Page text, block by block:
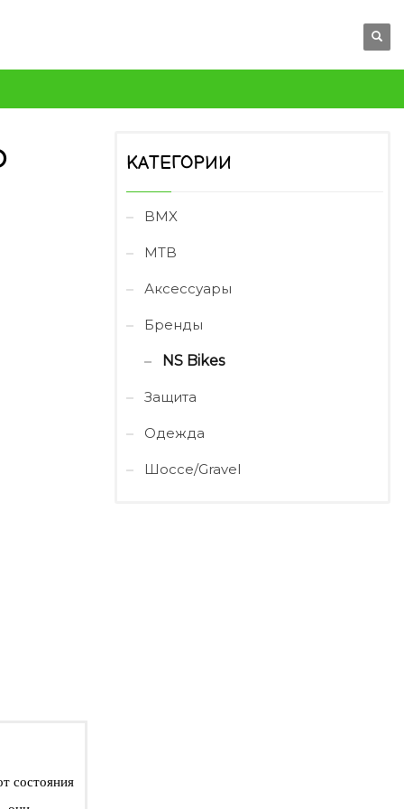
состояния
КАТЕГОРИИ
BMX
MTB
Аксессуары
Бренды
NS Bikes
Защита
Одежда
Шоссе/Gravel